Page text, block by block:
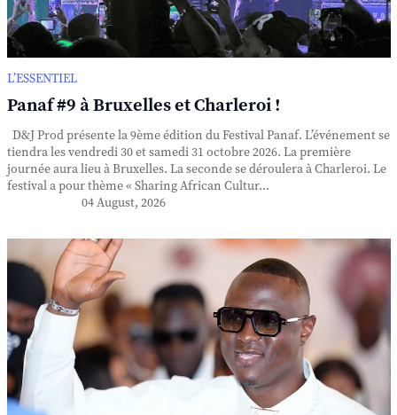
L’ESSENTIEL
Panaf #9 à Bruxelles et Charleroi !
D&J Prod présente la 9ème édition du Festival Panaf. L’événement se
tiendra les vendredi 30 et samedi 31 octobre 2026. La première
journée aura lieu à Bruxelles. La seconde se déroulera à Charleroi. Le
festival a pour thème « Sharing African Cultur...
04 August, 2026